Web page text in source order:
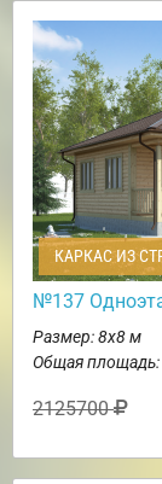
КАРКАС ИЗ
№137
Размер: 8х8 м
Общая площадь:
2125700